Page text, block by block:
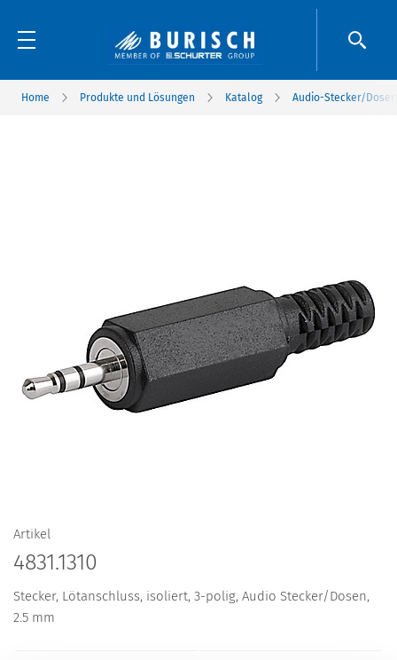
Home Produkte und Lösungen Katalog Audio-Stecker/Dosen
Artikel
4831.1310
Stecker, Lötanschluss, isoliert, 3-polig, Audio Stecker/Dosen,
2.5 mm